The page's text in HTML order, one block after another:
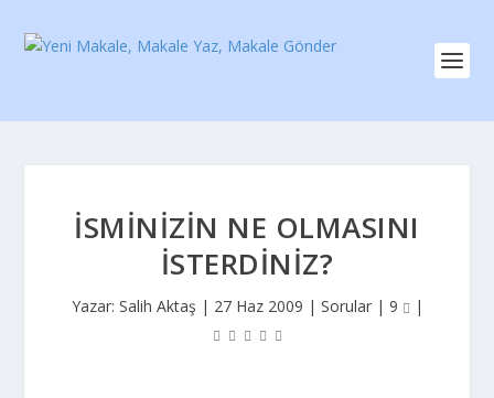
İSMINIZIN NE OLMASINI
İSTERDINIZ?
Yazar: Salih Aktaş | 27 Haz 2009 | Sorular| 9 |